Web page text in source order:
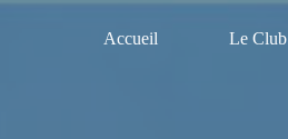
Accueil Le Club